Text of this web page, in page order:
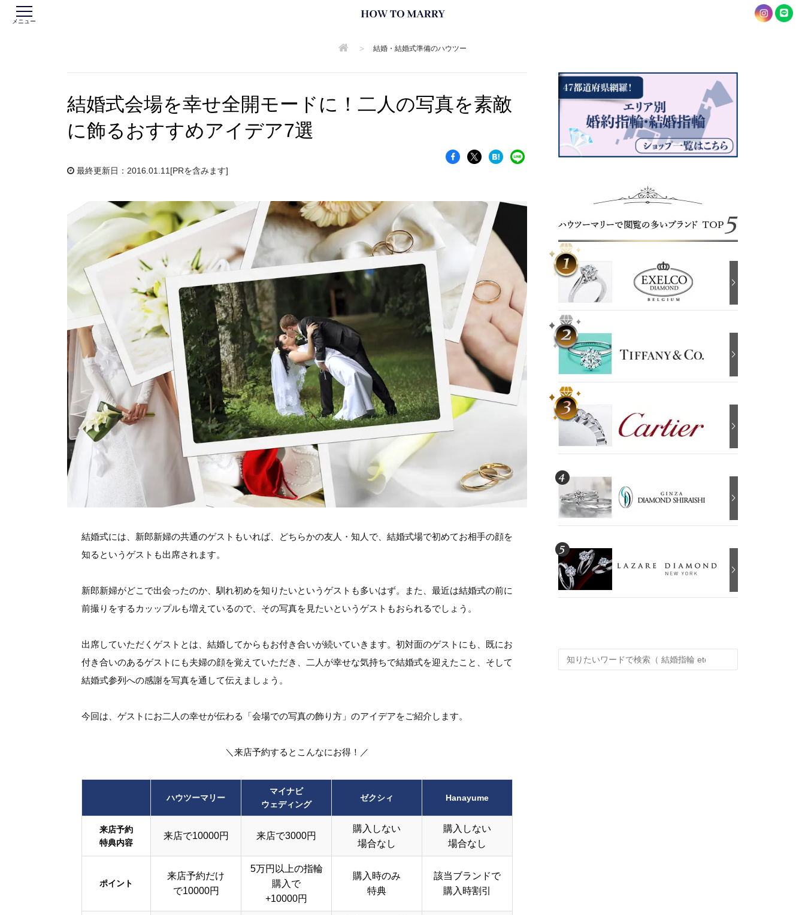
メニュー
> 結婚・結婚式準備のハウツー
結婚式会場を幸せ全開モードに！二人の写真を素敵
に飾るおすすめアイデア7選
最終更新日：2016.01.11 [PRを含みます]
結婚式には、新郎新婦の共通のゲストもいれば、どちらかの友人・知人で、結婚式場で初めてお相手の顔を
知るというゲストも出席されます。
新郎新婦がどこで出会ったのか、馴れ初めを知りたいというゲストも多いはず。また、最近は結婚式の前に
前撮りをするカッップルも増えているので、その写真を見たいというゲストもおられるでしょう。
出席していただくゲストとは、結婚してからもお付き合いが続いていきます。初対面のゲストにも、既にお
付き合いのあるゲストにも夫婦の顔を覚えていただき、二人が幸せな気持ちで結婚式を迎えたこと、そして
結婚式参列への感謝を写真を通して伝えましょう。
今回は、ゲストにお二人の幸せが伝わる「会場での写真の飾り方」のアイデアをご紹介します。
＼来店予約するとこんなにお得！／
ハウツーマリー
マイナビ
ウェディング
ゼクシィ Hanayume
来店予約
特典内容
来店で10000円 来店で3000円
購入しない
場合なし
購入しない
場合なし
ポイント
来店予約だけ
で10000円
5万円以上の指輪
購入で
+10000円
購入時のみ
特典
該当ブランドで
購入時割引